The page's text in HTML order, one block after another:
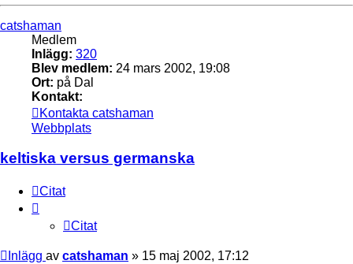
catshaman
Medlem
Inlägg: 320
Blev medlem: 24 mars 2002, 19:08
Ort: på Dal
Kontakt:
Kontakta catshaman
Webbplats
keltiska versus germanska
Citat
Citat
Inlägg av catshaman » 15 maj 2002, 17:12